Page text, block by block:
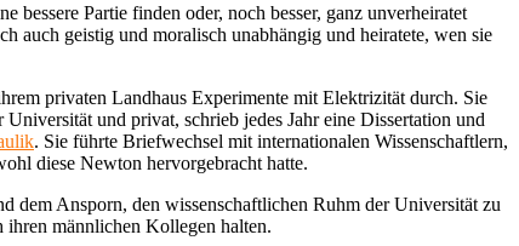
Partie finden oder, noch besser, ganz unverheiratet
auch geistig und moralisch unabhängig und heiratete, wen sie
privaten Landhaus Experimente mit Elektrizität durch. Sie
und privat, schrieb jedes Jahr eine Dissertation und
. Sie führte Briefwechsel mit internationalen Wissenschaftlern,
diese Newton hervorgebracht hatte.
dem Ansporn, den wissenschaftlichen Ruhm der Universität zu
ihren männlichen Kollegen halten.